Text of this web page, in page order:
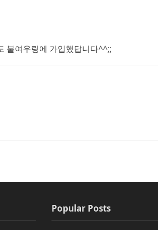
불여우링에 가입했답니다^^;;
Popular Posts